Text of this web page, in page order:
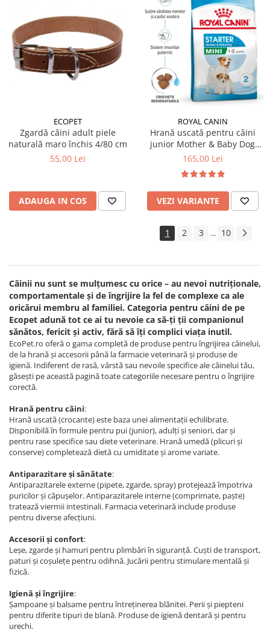
ECOPET
Zgardă câini adult piele
naturală maro închis 4/80 cm
55,00 Lei
ADAUGA IN COS
ROYAL CANIN
Hrană uscată pentru câini
junior Mother & Baby Dog
Royal Canin
165,00 Lei
VEZI VARIANTE
1 2 3 ... 10
Câinii nu sunt se mulțumesc cu orice – au nevoi nutriționale,
comportamentale și de îngrijire la fel de complexe ca ale
oricărui membru al familiei. Categoria pentru câini de pe
Ecopet adună tot ce ai tu nevoie ca să-ți ții companionul
sănătos, fericit și activ, fără să îți complici viața inutil.
EcoPet.ro oferă o gama completă de produse pentru îngrijirea câinelui,
de la hrană și accesorii până la farmacie veterinară și produse de
igienă. Indiferent de rasă, vârstă sau nevoile specifice ale câinelui tău,
găsești pe această pagină toate categoriile necesare pentru o îngrijire
corectă.
Hrană pentru câini:
Hrană uscată (crocante) este baza unei alimentații echilibrate.
Disponibilă în formule pentru pui (junior), adulți și seniori, dar și
pentru rase specifice sau diete veterinare. Hrană umedă (plicuri și
conserve) completează dietă cu umiditate și arome variate.
Antiparazitare și sănătate:
Antiparazitarele externe (pipete, zgarde, spray) protejează împotriva
puricilor și căpușelor. Antiparazitarele interne (comprimate, paște)
tratează viermii intestinali. Farmacia veterinară include produse
pentru diverse afecțiuni.
Accesorii și confort:
Leșe, zgarde și hamuri pentru plimbări în siguranță. Cuști de transport,
paturi și coșulețe pentru odihnă. Jucării pentru stimulare mentală și
fizică.
Igienă și îngrijire:
Șampoane și balsame pentru întreținerea blănitei. Perii și piepteni
pentru diferite tipuri de blană. Produse de igienă dentară și pentru
urechi.